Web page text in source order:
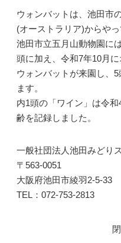
ウォンバットは、池田市
(オーストラリア)からや
池田市立五月山動物園に
頭に加え、令和7年10月
ウォンバットが来園し、
ます。
内1頭の「ワイン」は令
齢を記録しました。
一般社団法人池田みどり
〒563-0051
大阪府池田市綾羽2-5-33
TEL：072-753-2813